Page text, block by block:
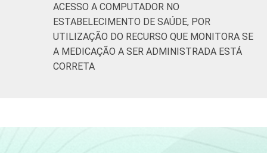
ACESSO A COMPUTADOR NO
ESTABELECIMENTO DE SAÚDE, POR
UTILIZAÇÃO DO RECURSO QUE MONITORA SE
A MEDICAÇÃO A SER ADMINISTRADA ESTÁ
CORRETA